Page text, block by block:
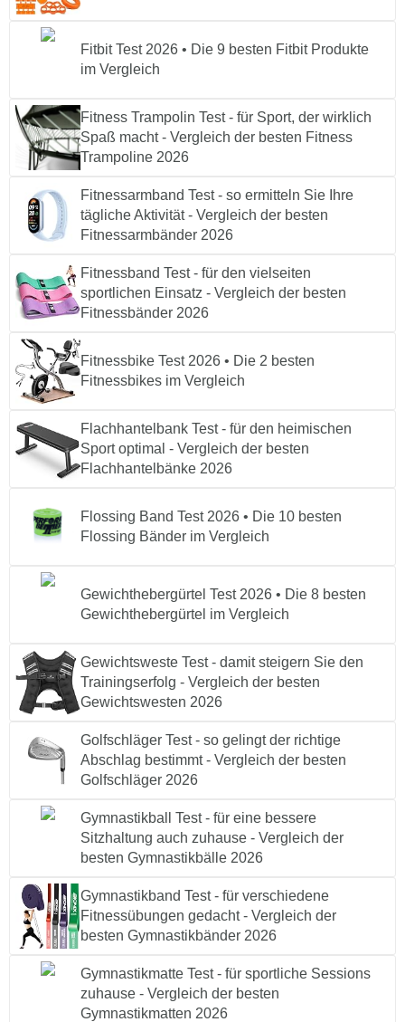
Fitbit Test 2026 • Die 9 besten Fitbit Produkte
im Vergleich
Fitness Trampolin Test - für Sport, der wirklich
Spaß macht - Vergleich der besten Fitness
Trampoline 2026
Fitnessarmband Test - so ermitteln Sie Ihre
tägliche Aktivität - Vergleich der besten
Fitnessarmbänder 2026
Fitnessband Test - für den vielseiten
sportlichen Einsatz - Vergleich der besten
Fitnessbänder 2026
Fitnessbike Test 2026 • Die 2 besten
Fitnessbikes im Vergleich
Flachhantelbank Test - für den heimischen
Sport optimal - Vergleich der besten
Flachhantelbänke 2026
Flossing Band Test 2026 • Die 10 besten
Flossing Bänder im Vergleich
Gewichthebergürtel Test 2026 • Die 8 besten
Gewichthebergürtel im Vergleich
Gewichtsweste Test - damit steigern Sie den
Trainingserfolg - Vergleich der besten
Gewichtswesten 2026
Golfschläger Test - so gelingt der richtige
Abschlag bestimmt - Vergleich der besten
Golfschläger 2026
Gymnastikball Test - für eine bessere
Sitzhaltung auch zuhause - Vergleich der
besten Gymnastikbälle 2026
Gymnastikband Test - für verschiedene
Fitnessübungen gedacht - Vergleich der
besten Gymnastikbänder 2026
Gymnastikmatte Test - für sportliche Sessions
zuhause - Vergleich der besten
Gymnastikmatten 2026